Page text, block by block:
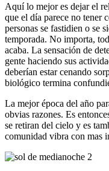
Aquí lo mejor es dejar el
que el día parece no tener
personas se fastidien o se
temporada. No importa,
acaba. La sensación de
gente haciendo sus
deberían estar cenando
biológico termina
La mejor época del año
obvias razones. Es
se retiran del cielo y es
comunidad vibra con mas